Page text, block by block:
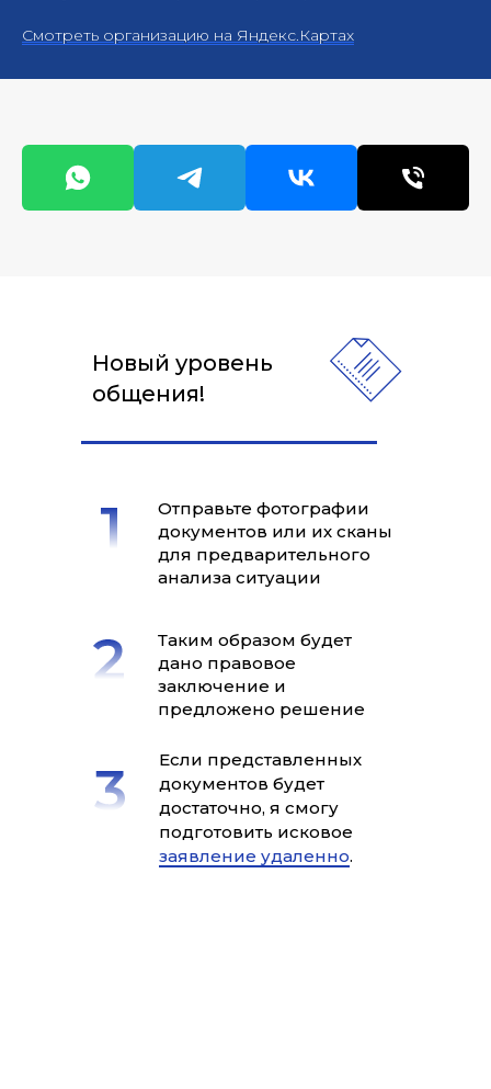
Смотреть организацию на Яндекс.Картах
Новый уровень
общения!
Отправьте фотографии
документов или их сканы
для предварительного
анализа ситуации
Таким образом будет
дано правовое
заключение и
предложено решение
Если представленных
документов будет
достаточно, я смогу
подготовить исковое
заявление удаленно.